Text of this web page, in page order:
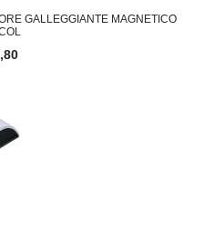
GALLEGGIANTE MAGNETICO